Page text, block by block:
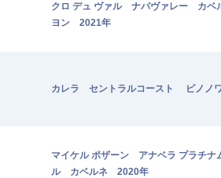
クロ デュ ヴァル ナパヴァレー カベ
ヨン 2021年
カレラ セントラルコースト ピノノ
マイケル ポザーン アナベラ プラチ
ル カベルネ 2020年